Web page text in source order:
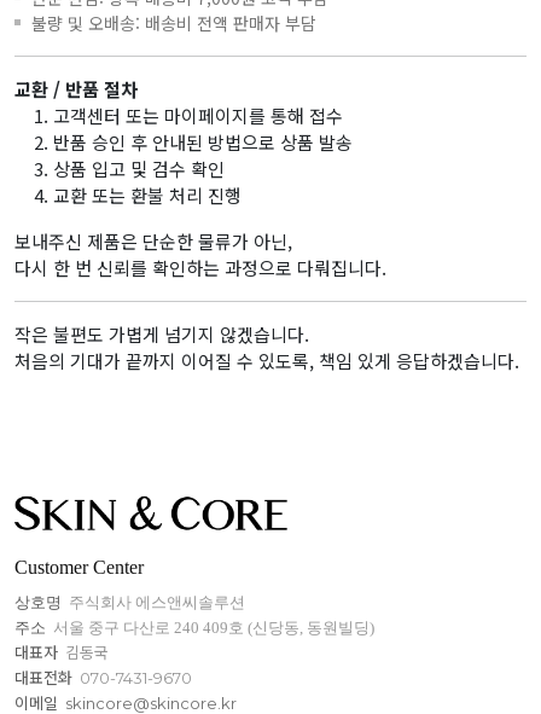
불량 및 오배송: 배송비 전액 판매자 부담
교환 / 반품 절차
고객센터 또는 마이페이지를 통해 접수
반품 승인 후 안내된 방법으로 상품 발송
상품 입고 및 검수 확인
교환 또는 환불 처리 진행
보내주신 제품은 단순한 물류가 아닌,
다시 한 번 신뢰를 확인하는 과정으로 다뤄집니다.
작은 불편도 가볍게 넘기지 않겠습니다.
처음의 기대가 끝까지 이어질 수 있도록, 책임 있게 응답하겠습니다.
Customer Center
상호명 주식회사 에스앤씨솔루션
주소 서울 중구 다산로 240 409호 (신당동, 동원빌딩)
대표자 김동국
대표전화 070-7431-9670
이메일 skincore@skincore.kr